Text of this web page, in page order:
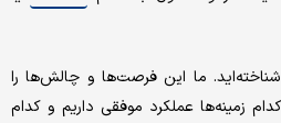
ما این فرصت‌ها و چالش‌ها را
زمینه‌ها عملکرد موفقی داریم و کدام